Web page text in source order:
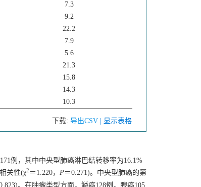
7.3
9.2
22.2
7.9
5.6
21.3
15.8
14.3
10.3
下载: 导出CSV | 显示表格
例，其中中央型肺癌淋巴结转移率为16.1%
关性(χ2 ＝1.220， P＝0.271)。中央型肺癌的第
。在肿瘤类型方面，鳞癌128例，腺癌105